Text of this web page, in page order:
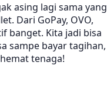
asing lagi sama yang
Dari GoPay, OVO,
banget. Kita jadi bisa
sampe bayar tagihan,
tenaga!